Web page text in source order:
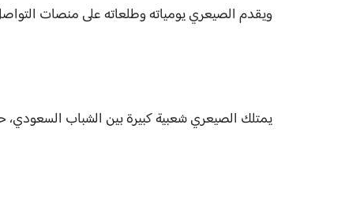
ويقدم الصيعري يومياته وطلعاته على منصات
يمتلك الصيعري شعبية كبيرة بين الشباب